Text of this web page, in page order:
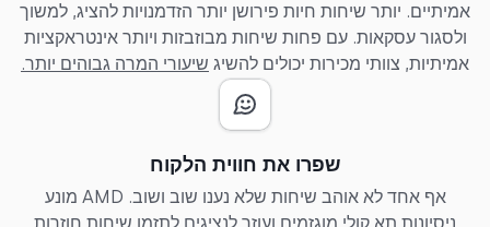
אמיתיים. יותר שיחות חיות פירושן יותר הזדמנויות להציג, למשוך
ולסגור עסקאות. עם פחות שיחות מבוזבזות ויותר אינטראקציות
אמיתיות, צוותי מכירות יכולים להשיגשיעורי המרה גבוהים יותר.
שפרו את חווית הלקוח
אף אחד לא אוהב שיחות שלא נענו שוב ושוב. AMD מונע